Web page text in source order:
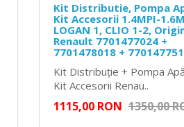
Kit Distributie, Pompa
Kit Accesorii 1.4MPI-
LOGAN 1, CLIO 1-2,
Renault 7701477024 +
7701478018 +
Kit Distribuție + Pompa
Kit Accesorii Renau..
1115,00 RON 1350,00